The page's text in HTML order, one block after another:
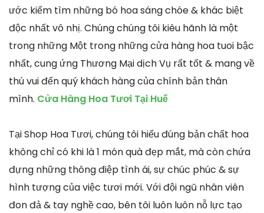
ước kiếm tìm những bó hoa sáng chóe & khác biệt
độc nhất vô nhị. Chúng chúng tôi kiêu hãnh là một
trong những Một trong những cửa hàng hoa tuoi bậc
nhất, cung ứng Thương Mại dịch Vụ rất tốt & mang về
thú vui đến quý khách hàng của chính bản thân
mình. Cửa Hàng Hoa Tươi Tại Huế
Tại Shop Hoa Tươi, chúng tôi hiểu đúng bản chất hoa
không chỉ có khi là 1 món quà đẹp mắt, mà còn chứa
đựng những thông điệp tình ái, sự chúc phúc & sự
hình tượng của việc tươi mới. Với đội ngũ nhân viên
đon đả & tay nghề cao, bên tôi luôn luôn nỗ lực tạo